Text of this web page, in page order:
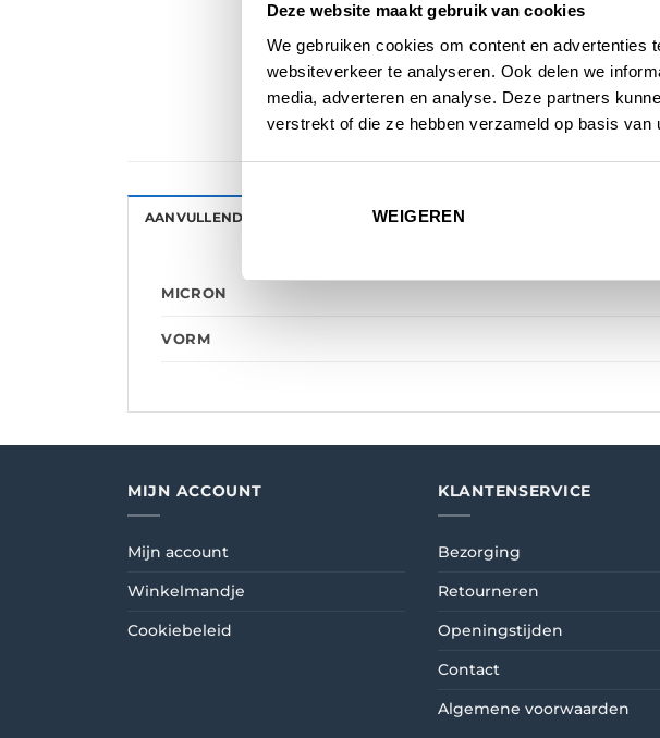
Deze website maakt gebruik van cookies
We gebruiken cookies om content en advertenties
websiteverkeer te analyseren. Ook delen we
media, adverteren en analyse. Deze partners
verstrekt of die ze hebben verzameld op basis van
WEIGEREN
Merk:Bull's NL
AANVULLENDE INFORMATIE BEOORDELINGEN (0)
MICRON
VORM
MIJN ACCOUNT
Mijn account
Winkelmandje
Cookiebeleid
KLANTENSERVICE
Bezorging
Retourneren
Openingstijden
Contact
Algemene voorwaarden